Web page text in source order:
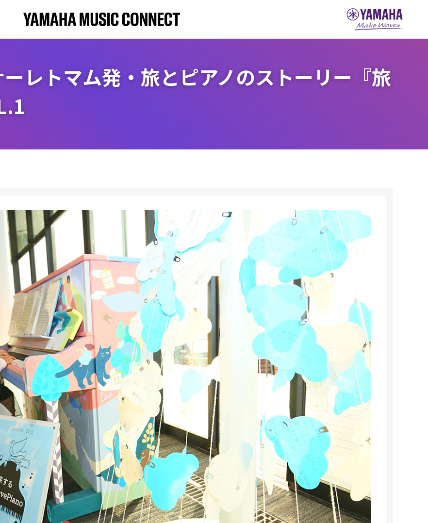
レトマム発・旅とピアノのストーリー『旅